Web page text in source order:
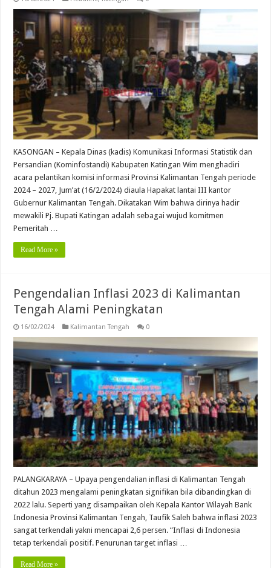
KASONGAN – Kepala Dinas (kadis) Komunikasi Informasi Statistik dan
Persandian (Kominfostandi) Kabupaten Katingan Wim menghadiri
acara pelantikan komisi informasi Provinsi Kalimantan Tengah periode
2024 – 2027, Jum’at (16/2/2024) diaula Hapakat lantai III kantor
Gubernur Kalimantan Tengah. Dikatakan Wim bahwa dirinya hadir
mewakili Pj. Bupati Katingan adalah sebagai wujud komitmen
Pemeritah …
Read More »
Pengendalian Inflasi 2023 di Kalimantan
Tengah Alami Peningkatan
16/02/2024 Kalimantan Tengah 0
PALANGKARAYA – Upaya pengendalian inflasi di Kalimantan Tengah
ditahun 2023 mengalami peningkatan signifikan bila dibandingkan di
2022 lalu. Seperti yang disampaikan oleh Kepala Kantor Wilayah Bank
Indonesia Provinsi Kalimantan Tengah, Taufik Saleh bahwa inflasi 2023
sangat terkendali yakni mencapai 2,6 persen. “Inflasi di Indonesia
tetap terkendali positif. Penurunan target inflasi …
Read More »